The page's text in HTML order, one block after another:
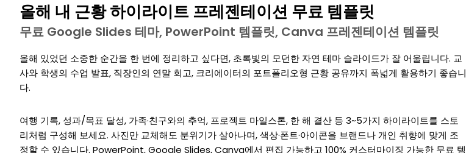
올해 내 근황 하이라이트 프레젠테이션 무료 템플릿
무료 Google Slides 테마, PowerPoint 템플릿, Canva 프레젠테이션 템플릿
올해 있었던 소중한 순간을 한 번에 정리하고 싶다면, 초록빛의 모던한 자연 테마 슬라이드가 잘 어울립니다. 교
사와 학생의 수업 발표, 직장인의 연말 회고, 크리에이터의 포트폴리오형 근황 공유까지 폭넓게 활용하기 좋습니
다.
여행 기록, 성과/목표 달성, 가족·친구와의 추억, 프로젝트 마일스톤, 한 해 결산 등 3~5가지 하이라이트를 스토
리처럼 구성해 보세요. 사진만 교체해도 분위기가 살아나며, 색상·폰트·아이콘을 브랜드나 개인 취향에 맞게 조
정할 수 있습니다. PowerPoint, Google Slides, Canva에서 편집 가능하고 100% 커스터마이징 가능한 무료 템